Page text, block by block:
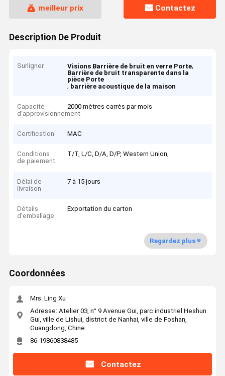
meilleur prix Contactez
Description De Produit
Surligner Visions Barrière de bruit en verre Porte,
Barrière de bruit transparente dans la
pièce Porte
, barrière acoustique de la maison
Capacité
d'approvisionnement
2000 mètres carrés par mois
Certification MAC
Conditions
de paiement
T/T, L/C, D/A, D/P, Western Union,
Délai de
livraison
7 à 15 jours
Détails
d'emballage
Exportation du carton
Regardez plus
Coordonnées
Mrs. Ling Xu
Adresse: Atelier 03, n° 9 Avenue Gui, parc industriel Heshun
Gui, ville de Lishui, district de Nanhai, ville de Foshan,
Guangdong, Chine
86-19860838485
Contactez